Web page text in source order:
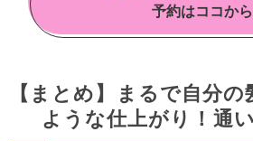
予約はココから
【まとめ】まるで自分
ような仕上がり！通